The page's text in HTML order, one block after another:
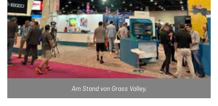
Am Stand von Grass Valley.